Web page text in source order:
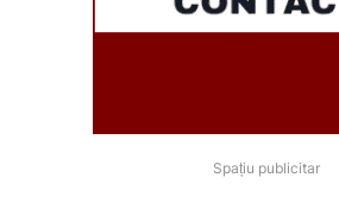
Spațiu publicitar